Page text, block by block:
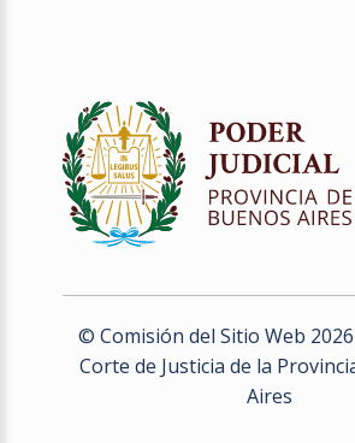
© Comisión del Sitio Web 2026
Corte de Justicia de la
Aires